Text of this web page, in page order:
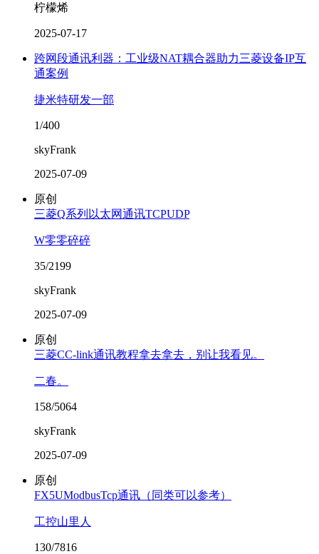
柠檬烯
2025-07-17
跨网段通讯利器：工业级NAT耦合器助力三菱设备IP互
通案例
捷米特研发一部
1/400
skyFrank
2025-07-09
原创
三菱Q系列以太网通讯TCPUDP
W零零碎碎
35/2199
skyFrank
2025-07-09
原创
三菱CC-link通讯教程拿去拿去，别让我看见。
二春。
158/5064
skyFrank
2025-07-09
原创
FX5UModbusTcp通讯（同类可以参考）
工控山里人
130/7816